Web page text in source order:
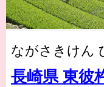
ながさきけん
長崎県 東彼